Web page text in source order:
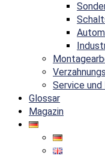
Service
Glossar
Magazin